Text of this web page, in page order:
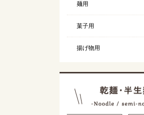
麺用
菓子用
揚げ物用